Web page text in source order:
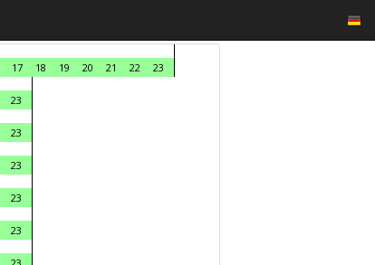
17 18 19 20 21 22
23
23
23
23
23
23